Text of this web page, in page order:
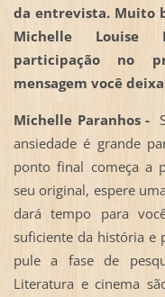
da entrevista. Muito
Michelle Louise
participação no
mensagem você
Michelle Paranhos -
ansiedade é grande
ponto final começa a
seu original, espere
dará tempo para
suficiente da história e
pule a fase de
Literatura e cinema